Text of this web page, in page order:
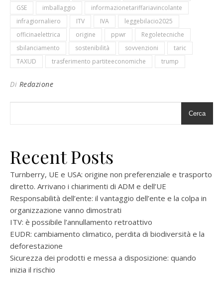
GSE
imballaggio
informazionetariffariavincolante
infragiornaliero
ITV IVA
leggebilacio2025
officinaelettrica
origine ppwr
Regoletecniche
sbilanciamento
sostenibilità sovvenzioni
taric
TAXUD
trasferimento partiteeconomiche trump
Di Redazione
Cerca
Recent Posts
Turnberry, UE e USA: origine non preferenziale e trasporto
diretto. Arrivano i chiarimenti di ADM e dell’UE
Responsabilità dell’ente: il vantaggio dell’ente e la colpa in
organizzazione vanno dimostrati
ITV: è possibile l’annullamento retroattivo
EUDR: cambiamento climatico, perdita di biodiversità e la
deforestazione
Sicurezza dei prodotti e messa a disposizione: quando
inizia il rischio